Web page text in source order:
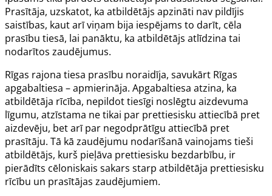
Prasītāja, uzskatot, ka atbildētājs apzināti nav pildījis
saistības, kaut arī viņam bija iespējams to darīt, cēla
prasību tiesā, lai panāktu, ka atbildētājs atlīdzina tai
nodarītos zaudējumus.
Rīgas rajona tiesa prasību noraidīja, savukārt Rīgas
apgabaltiesa – apmierināja. Apgabaltiesa atzina, ka
atbildētāja rīcība, nepildot tiesīgi noslēgtu aizdevuma
līgumu, atzīstama ne tikai par prettiesisku attiecībā pret
aizdevēju, bet arī par negodprātīgu attiecībā pret
prasītāju. Tā kā zaudējumu nodarīšanā vainojams tieši
atbildētājs, kurš pieļāva prettiesisku bezdarbību, ir
pierādīts cēloniskais sakars starp atbildētāja prettiesisku
rīcību un prasītājas zaudējumiem.